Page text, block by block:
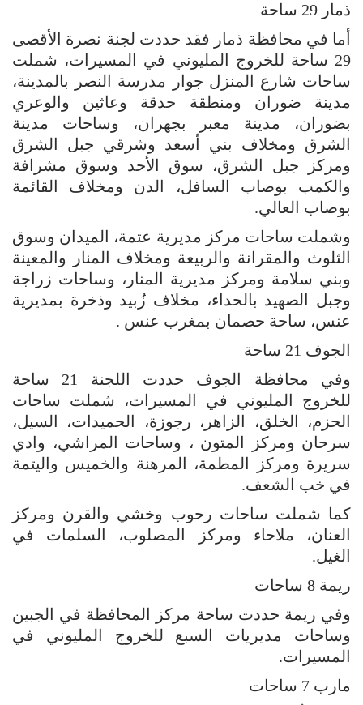
ذمار 29 ساحة
أما في محافظة ذمار فقد حددت لجنة نصرة الأقصى
29 ساحة للخروج المليوني في المسيرات، شملت
ساحات شارع المنزل جوار مدرسة النصر بالمدينة،
مدينة ضوران ومنطقة حدقة وعاثين والوعري
بضوران، مدينة معبر بجهران، وساحات مدينة
الشرق ومخلاف بني أسعد وشرقي جبل الشرق
ومركز جبل الشرق، سوق الأحد وسوق مشرافة
والكمب بوصاب السافل، الدن ومخلاف القائمة
بوصاب العالي.
وشملت ساحات مركز مديرية عتمة، الميدان وسوق
الثلوث والمقرانة والربيعة ومخلاف المنار والمعينة
وبني سلامة ومركز مديرية المنار، وساحات زراجة
وجبل الصهيد بالحداء، مخلاف زُبيد وذخرة بمديرية
عنس، ساحة حصمان بمغرب عنس .
الجوف 21 ساحة
وفي محافظة الجوف حددت اللجنة 21 ساحة
للخروج المليوني في المسيرات، شملت ساحات
الحزم، الخلق، الزاهر، رجوزة، الحميدات، السيل،
سرحان ومركز المتون ، وساحات المراشي، وادي
سريرة ومركز المطمة، المرهنة والخميس واليتمة
في خب الشعف.
كما شملت ساحات رحوب وخشي والقرن ومركز
العنان، ملاحاء ومركز المصلوب، السلمات في
الغيل.
ريمة 8 ساحات
وفي ريمة حددت ساحة مركز المحافظة في الجبين
وساحات مديريات السبع للخروج المليوني في
المسيرات.
مارب 7 ساحات